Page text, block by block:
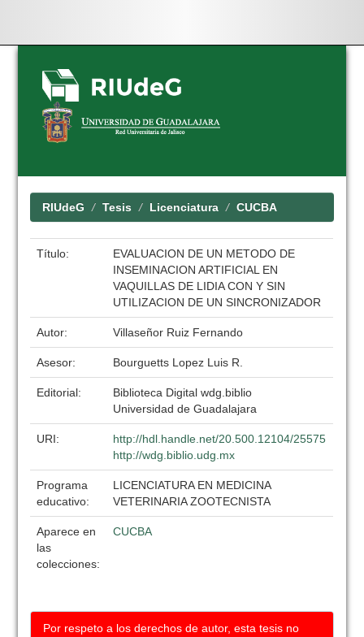
Skip
navigation
RIUdeG Tesis Licenciatura CUCBA
Título:
EVALUACION DE UN METODO DE
INSEMINACION ARTIFICIAL EN
VAQUILLAS DE LIDIA CON Y SIN
UTILIZACION DE UN SINCRONIZADOR
Autor: Villaseñor Ruiz Fernando
Asesor: Bourguetts Lopez Luis R.
Editorial:
Biblioteca Digital wdg.biblio
Universidad de Guadalajara
URI:
http://hdl.handle.net/20.500.12104/25575
http://wdg.biblio.udg.mx
Programa
educativo:
LICENCIATURA EN MEDICINA
VETERINARIA ZOOTECNISTA
Aparece en
las
colecciones:
CUCBA
Por respeto a los derechos de autor, esta tesis no